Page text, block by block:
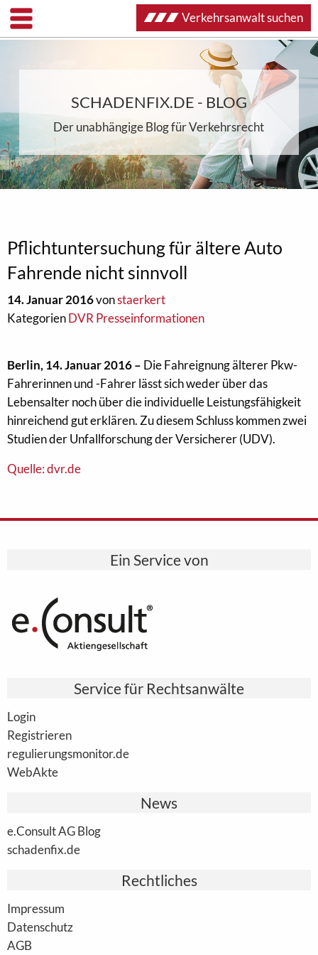
SCHADENFIX.DE - BLOG
Der unabhängige Blog für Verkehrsrecht
Pflichtuntersuchung für ältere Auto
Fahrende nicht sinnvoll
14. Januar 2016vonstaerkert
KategorienDVR Presseinformationen
Berlin, 14. Januar 2016 – Die Fahreignung älterer Pkw-
Fahrerinnen und -Fahrer lässt sich weder über das
Lebensalter noch über die individuelle Leistungsfähigkeit
hinreichend gut erklären. Zu diesem Schluss kommen zwei
Studien der Unfallforschung der Versicherer (UDV).
Quelle: dvr.de
Ein Service von
Service für Rechtsanwälte
Login
Registrieren
regulierungsmonitor.de
WebAkte
News
e.Consult AG Blog
schadenfix.de
Rechtliches
Impressum
Datenschutz
AGB
Verkehrsanwalt suchen